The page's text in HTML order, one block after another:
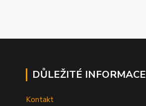
DŮLEŽITÉ INFORMACE
Kontakt